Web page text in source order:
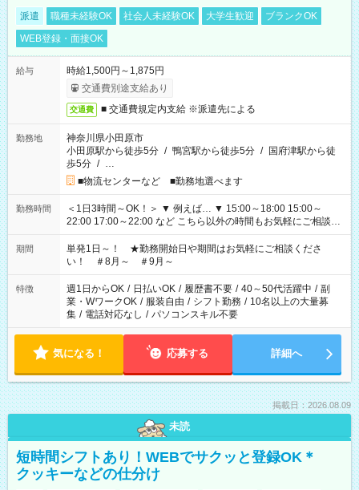
派遣 職種未経験OK 社会人未経験OK 大学生歓迎
ブランクOK
WEB登録・面接OK
給与
時給1,500円～1,875円
交通費別途支給あり
交通費 ■ 交通費規定内支給 ※派遣先による
勤務地
神奈川県小田原市
小田原駅から徒歩5分 / 鴨宮駅から徒歩5分 / 国府津駅から徒
歩5分 / …
■物流センターなど ■勤務地選べます
勤務時間
＜1日3時間～OK！＞ ▼ 例えば… ▼ 15:00～18:00 15:00～
22:00 17:00～22:00 など こちら以外の時間もお気軽にご相談く
ださい！
期間
単発1日～！ ★勤務開始日や期間はお気軽にご相談くださ
い！ ＃8月～ ＃9月～
特徴 週1日からOK / 日払いOK / 履歴書不要 / 40～50代活躍中 / 副
業・WワークOK / 服装自由 / シフト勤務 / 10名以上の大量募
集 / 電話対応なし / パソコンスキル不要
気になる！ 応募する 詳細へ
掲載日：2026.08.09
未読
短時間シフトあり！WEBでサクッと登録OK＊
クッキーなどの仕分け